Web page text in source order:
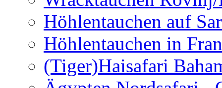
Höhlentauchen auf
Höhlentauchen in
(Tiger)Haisafari